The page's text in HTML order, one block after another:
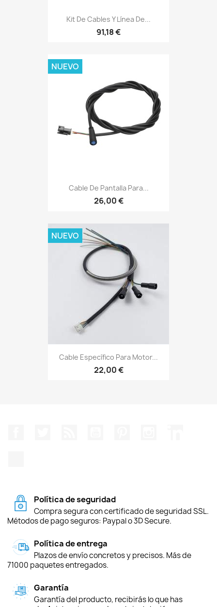
Kit De Cables Y Línea De...
91,18 €
Cable De Pantalla Para...
26,00 €
NUEVO
Cable Específico Para Motor...
22,00 €
NUEVO
Política de seguridad
Compra segura con certificado de seguridad SSL.
Métodos de pago seguros: Paypal o 3D Secure.
Política de entrega
Plazos de envío concretos y precisos. Más de
71000 paquetes entregados.
Garantía
Garantía del producto, recibirás lo que has